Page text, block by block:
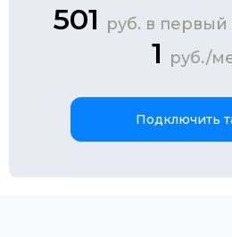
501 руб. в
1 руб./
Подключить